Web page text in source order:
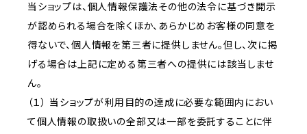
当ショップは、個人情報保護法その他の法令に基づき開示
が認められる場合を除くほか、あらかじめお客様の同意を
得ないで、個人情報を第三者に提供しません。但し、次に掲
げる場合は上記に定める第三者への提供には該当しませ
ん。
（１） 当ショップが利用目的の達成に必要な範囲内におい
て個人情報の取扱いの全部又は一部を委託することに伴